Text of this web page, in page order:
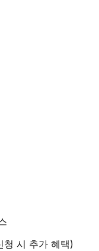
청 시 추가 혜택)